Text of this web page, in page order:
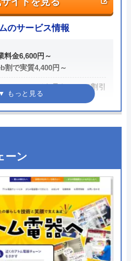
を見た」と伝えるだけで3,000
る際は電話で相談し、忘れず
ょう。
も見積もりにはお金はかから
ジはこちら
イトを見る
091-026
時間 24時間
本情報
会社イースマイル
禮孝
のサービス情報
料金6,600円～
割で実質4,400円～
ームページを見た！」で割引
円
無休
・見積もり無料
、クレジットカード、コンビ
払い、QRコード決済
先は大手企業との法人契約多
保証最長10年・施工保証最長5
ーン